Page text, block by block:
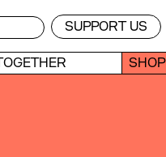
SUPPORT US
SHOP